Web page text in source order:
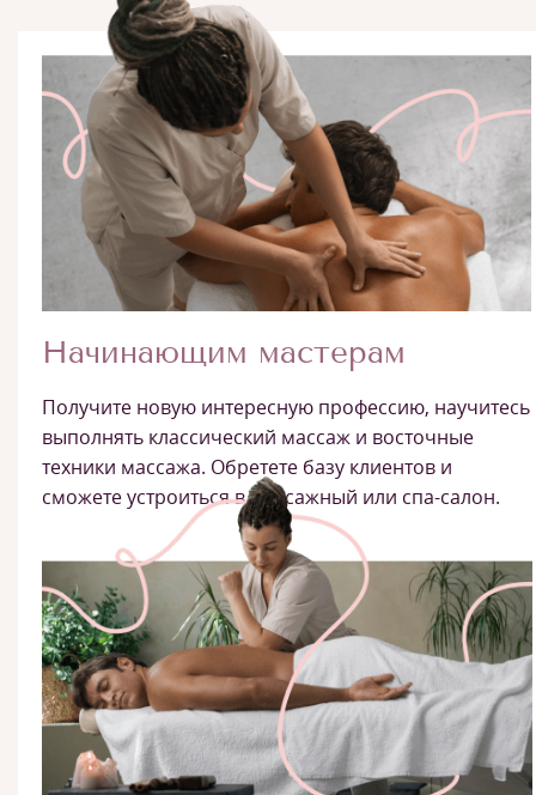
Начинающим мастерам
Получите новую интересную профессию, научитесь
выполнять классический массаж и восточные
техники массажа. Обретете базу клиентов и
сможете устроиться в массажный или спа-салон.